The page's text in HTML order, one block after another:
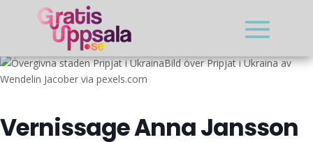
Bild över Pripjat i Ukraina av
Wendelin Jacober via pexels.com
Vernissage Anna Jansson